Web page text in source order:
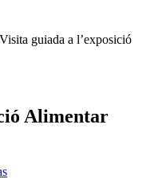
Visita guiada a l’exposició
Alimentar